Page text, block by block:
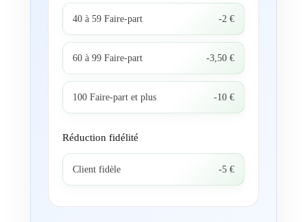
40 à 59 Faire-part -2 €
60 à 99 Faire-part -3,50 €
100 Faire-part et plus -10 €
Réduction fidélité
Client fidèle -5 €